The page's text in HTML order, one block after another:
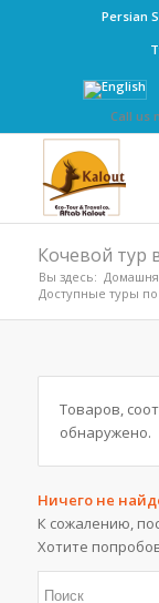
Persian
Call us
Кочевой тур
Вы здесь:
Доступные туры
Товаров,
обнаружено.
Ничего не
К сожалению,
Хотите